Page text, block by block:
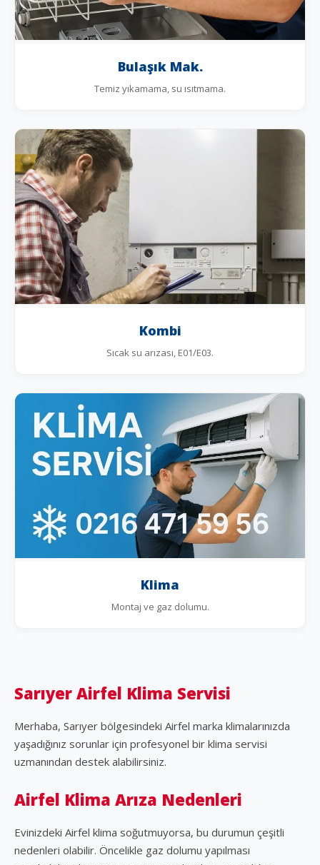
Bulaşık Mak.
Temiz yıkamama, su ısıtmama.
Kombi
Sıcak su arızası, E01/E03.
Klima
Montaj ve gaz dolumu.
Sarıyer Airfel Klima Servisi
Merhaba, Sarıyer bölgesindeki Airfel marka klimalarınızda
yaşadığınız sorunlar için profesyonel bir klima servisi
uzmanından destek alabilirsiniz.
Airfel Klima Arıza Nedenleri
Evinizdeki Airfel klima soğutmuyorsa, bu durumun çeşitli
nedenleri olabilir. Öncelikle gaz dolumu yapılması